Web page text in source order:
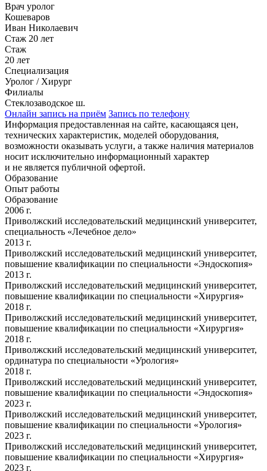
Врач уролог
Кошеваров
Иван Николаевич
Стаж 20 лет
Стаж
20 лет
Специализация
Уролог / Хирург
Филиалы
Стеклозаводское ш.
Онлайн запись на приём Запись по телефону
Информация предоставленная на сайте, касающаяся цен,
технических характеристик, моделей оборудования,
возможности оказывать услуги, а также наличия материалов
носит исключительно информационный характер
и не является публичной офертой.
Образование
Опыт работы
Образование
2006 г.
Приволжский исследовательский медицинский университет,
специальность «Лечебное дело»
2013 г.
Приволжский исследовательский медицинский университет,
повышение квалификации по специальности «Эндоскопия»
2013 г.
Приволжский исследовательский медицинский университет,
повышение квалификации по специальности «Хирургия»
2018 г.
Приволжский исследовательский медицинский университет,
повышение квалификации по специальности «Хирургия»
2018 г.
Приволжский исследовательский медицинский университет,
ординатура по специальности «Урология»
2018 г.
Приволжский исследовательский медицинский университет,
повышение квалификации по специальности «Эндоскопия»
2023 г.
Приволжский исследовательский медицинский университет,
повышение квалификации по специальности «Урология»
2023 г.
Приволжский исследовательский медицинский университет,
повышение квалификации по специальности «Хирургия»
2023 г.